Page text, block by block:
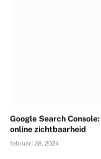
Google Search
online zichtbaarheid
februari 28, 2024